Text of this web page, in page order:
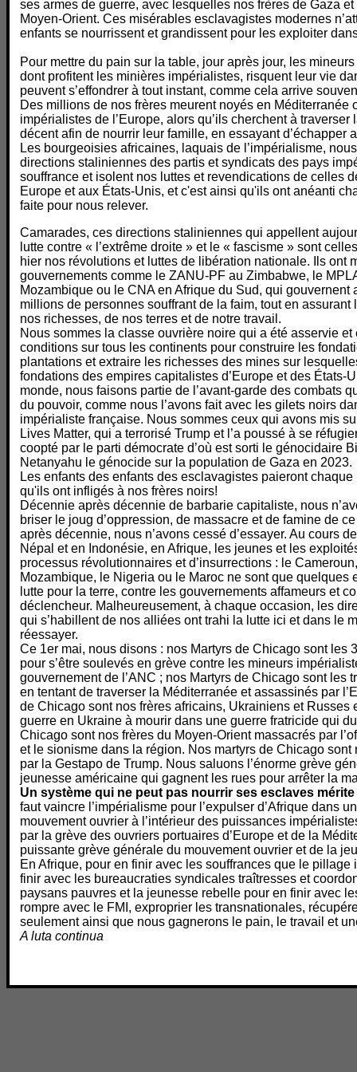
ses armes de guerre, avec lesquelles nos frères de Gaza
Moyen-Orient. Ces misérables esclavagistes modernes
enfants se nourrissent et grandissent pour les exploiter
Pour mettre du pain sur la table, jour après jour, les
dont profitent les minières impérialistes, risquent leur vie
peuvent s’effondrer à tout instant, comme cela arrive
Des millions de nos frères meurent noyés en Méditerranée
impérialistes de l’Europe, alors qu’ils cherchent à
décent afin de nourrir leur famille, en essayant d’échapper
Les bourgeoisies africaines, laquais de l’impérialisme,
directions staliniennes des partis et syndicats des pays
souffrance et isolent nos luttes et revendications de celles
Europe et aux États-Unis, et c'est ainsi qu'ils ont anéanti
faite pour nous relever.
Camarades, ces directions staliniennes qui appellent
lutte contre « l’extrême droite » et le « fascisme » sont
hier nos révolutions et luttes de libération nationale. Ils ont
gouvernements comme le ZANU-PF au Zimbabwe, le
Mozambique ou le CNA en Afrique du Sud, qui gouvernent
millions de personnes souffrant de la faim, tout en
nos richesses, de nos terres et de notre travail.
Nous sommes la classe ouvrière noire qui a été asservie
conditions sur tous les continents pour construire les
plantations et extraire les richesses des mines sur
fondations des empires capitalistes d’Europe et des États-
monde, nous faisons partie de l’avant-garde des combats
du pouvoir, comme nous l’avons fait avec les gilets noirs
impérialiste française. Nous sommes ceux qui avons mis
Lives Matter, qui a terrorisé Trump et l’a poussé à se
coopté par le parti démocrate d’où est sorti le génocidaire
Netanyahu le génocide sur la population de Gaza en 2023.
Les enfants des enfants des esclavagistes paieront
qu'ils ont infligés à nos frères noirs!
Décennie après décennie de barbarie capitaliste, nous
briser le joug d’oppression, de massacre et de famine de
après décennie, nous n’avons cessé d’essayer. Au cours
Népal et en Indonésie, en Afrique, les jeunes et les
processus révolutionnaires et d’insurrections : le
Mozambique, le Nigeria ou le Maroc ne sont que quelques
lutte pour la terre, contre les gouvernements affameurs et
déclencheur. Malheureusement, à chaque occasion, les
qui s’habillent de nos alliées ont trahi la lutte ici et dans le
réessayer.
Ce 1er mai, nous disons : nos Martyrs de Chicago sont les
pour s’être soulevés en grève contre les mineurs
gouvernement de l’ANC ; nos Martyrs de Chicago sont les
en tentant de traverser la Méditerranée et assassinés par
de Chicago sont nos frères africains, Ukrainiens et Russes
guerre en Ukraine à mourir dans une guerre fratricide qui
Chicago sont nos frères du Moyen-Orient massacrés par
et le sionisme dans la région. Nos martyrs de Chicago sont
par la Gestapo de Trump. Nous saluons l’énorme grève
jeunesse américaine qui gagnent les rues pour arrêter la
Un système qui ne peut pas nourrir ses esclaves
faut vaincre l’impérialisme pour l’expulser d’Afrique dans
mouvement ouvrier à l’intérieur des puissances
par la grève des ouvriers portuaires d’Europe et de la
puissante grève générale du mouvement ouvrier et de la
En Afrique, pour en finir avec les souffrances que le
finir avec les bureaucraties syndicales traîtresses et
paysans pauvres et la jeunesse rebelle pour en finir avec
rompre avec le FMI, exproprier les transnationales,
seulement ainsi que nous gagnerons le pain, le travail et
A luta continua